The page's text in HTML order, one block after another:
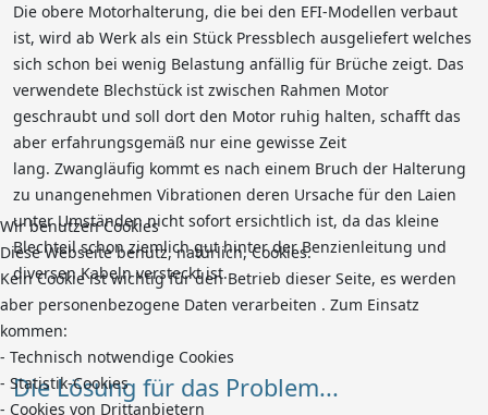
Die obere Motorhalterung, die bei den EFI-Modellen verbaut
ist, wird ab Werk als ein Stück Pressblech ausgeliefert welches
sich schon bei wenig Belastung anfällig für Brüche zeigt. Das
verwendete Blechstück ist zwischen Rahmen Motor
geschraubt und soll dort den Motor ruhig halten, schafft das
aber erfahrungsgemäß nur eine gewisse Zeit
lang. Zwangläufig kommt es nach einem Bruch der Halterung
zu unangenehmen Vibrationen deren Ursache für den Laien
unter Umständen nicht sofort ersichtlich ist, da das kleine
Blechteil schon ziemlich gut hinter der Benzienleitung und
diversen Kabeln versteckt ist.
Die Lösung für das Problem...
Wir benutzen Cookies
Diese Webseite benutz, natürlich, Cookies.
Kein Cookie ist wichtig für den Betrieb dieser Seite, es werden
aber personenbezogene Daten verarbeiten . Zum Einsatz
kommen:
- Technisch notwendige Cookies
- Statistik-Cookies
- Cookies von Drittanbietern